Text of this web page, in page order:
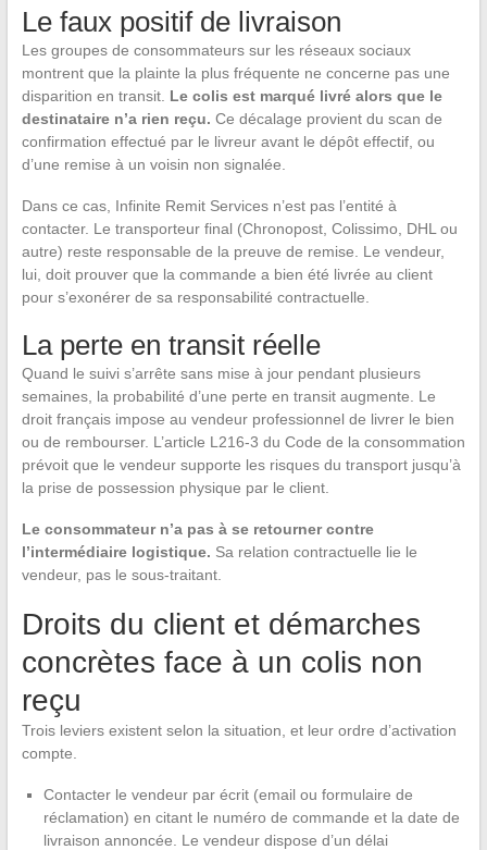
Le faux positif de livraison
Les groupes de consommateurs sur les réseaux sociaux
montrent que la plainte la plus fréquente ne concerne pas une
disparition en transit. Le colis est marqué livré alors que le
destinataire n’a rien reçu. Ce décalage provient du scan de
confirmation effectué par le livreur avant le dépôt effectif, ou
d’une remise à un voisin non signalée.
Dans ce cas, Infinite Remit Services n’est pas l’entité à
contacter. Le transporteur final (Chronopost, Colissimo, DHL ou
autre) reste responsable de la preuve de remise. Le vendeur,
lui, doit prouver que la commande a bien été livrée au client
pour s’exonérer de sa responsabilité contractuelle.
La perte en transit réelle
Quand le suivi s’arrête sans mise à jour pendant plusieurs
semaines, la probabilité d’une perte en transit augmente. Le
droit français impose au vendeur professionnel de livrer le bien
ou de rembourser. L’article L216-3 du Code de la consommation
prévoit que le vendeur supporte les risques du transport jusqu’à
la prise de possession physique par le client.
Le consommateur n’a pas à se retourner contre
l’intermédiaire logistique. Sa relation contractuelle lie le
vendeur, pas le sous-traitant.
Droits du client et démarches
concrètes face à un colis non
reçu
Trois leviers existent selon la situation, et leur ordre d’activation
compte.
Contacter le vendeur par écrit (email ou formulaire de
réclamation) en citant le numéro de commande et la date de
livraison annoncée. Le vendeur dispose d’un délai